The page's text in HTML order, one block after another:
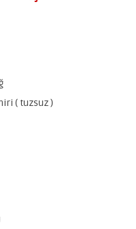
( tuzsuz )